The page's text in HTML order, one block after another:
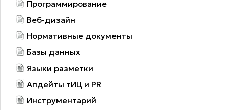
Программирование
Веб-дизайн
Нормативные документы
Базы данных
Языки разметки
Апдейты тИЦ и PR
Инструментарий